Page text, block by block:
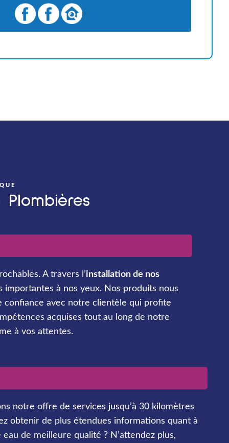
A travers l’installation de nos
à nos yeux. Nos produits nous
confiance avec notre clientèle qui profite
acquises tout au long de notre
à vos attentes.
notre offre de services jusqu’à 30 kilomètres
obtenir de plus étendues informations quant à
de meilleure qualité ? N’attendez plus,